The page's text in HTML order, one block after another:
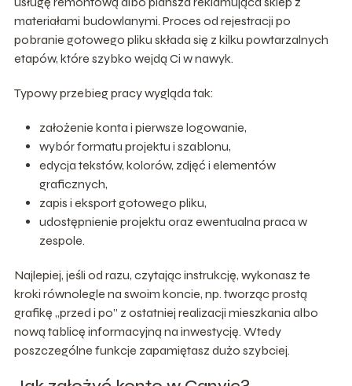
materiałami budowlanymi. Proces od rejestracji po
pobranie gotowego pliku składa się z kilku powtarzalnych
etapów, które szybko wejdą Ci w nawyk.
Typowy przebieg pracy wygląda tak:
założenie konta i pierwsze logowanie,
wybór formatu projektu i szablonu,
edycja tekstów, kolorów, zdjęć i elementów
graficznych,
zapis i eksport gotowego pliku,
udostępnienie projektu oraz ewentualna praca w
zespole.
Najlepiej, jeśli od razu, czytając instrukcję, wykonasz te
kroki równolegle na swoim koncie, np. tworząc prostą
grafikę „przed i po” z ostatniej realizacji mieszkania albo
nową tablicę informacyjną na inwestycję. Wtedy
poszczególne funkcje zapamiętasz dużo szybciej.